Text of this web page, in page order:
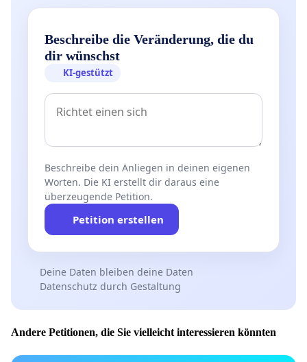
Beschreibe die Veränderung, die du
dir wünschst
KI-gestützt
Beschreibe dein Anliegen in deinen eigenen
Worten. Die KI erstellt dir daraus eine
überzeugende Petition.
Petition erstellen
Deine Daten bleiben deine Daten
Datenschutz durch Gestaltung
Andere Petitionen, die Sie vielleicht interessieren könnten